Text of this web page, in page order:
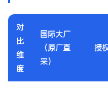
对
比
维
度
国际大厂
（原厂直
采）
授